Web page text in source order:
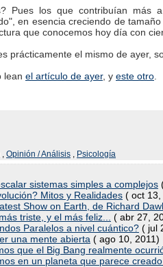
Pues los que contribuían
en esencia creciendo de
que conocemos hoy día con
prácticamente el mismo de ayer,
lean el artículo de ayer, y este otro
, Opinión / Análisis , Psicología
sistemas simples a complejos
Mitos y Realidades ( oct
Show on Earth, de Richard
triste, y el más feliz...
( abr 27,
Paralelos a nivel cuántico? ( jul
una mente abierta ( ago 10, 2011)
que el Big Bang realmente
en un planeta que parece